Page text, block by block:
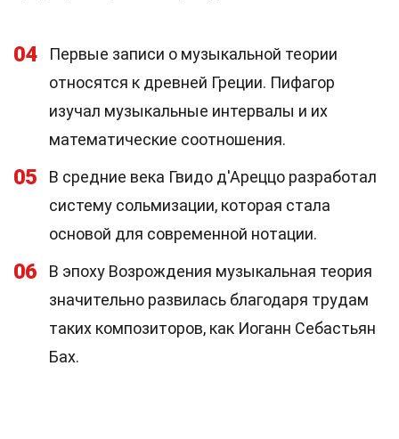
04
Первые записи о музыкальной теории
относятся к древней Греции. Пифагор
изучал музыкальные интервалы и их
математические соотношения.
05
В средние века Гвидо д'Ареццо разработал
систему сольмизации, которая стала
основой для современной нотации.
06
В эпоху Возрождения музыкальная теория
значительно развилась благодаря трудам
таких композиторов, как Иоганн Себастьян
Бах.